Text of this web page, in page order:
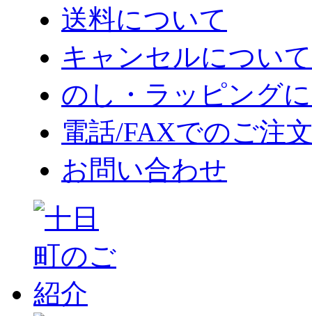
送料について
キャンセルについて
のし・ラッピング
電話/FAXでのご注
お問い合わせ